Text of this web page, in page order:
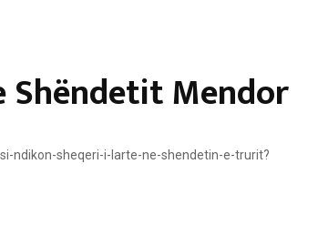
Shëndetit Mendor